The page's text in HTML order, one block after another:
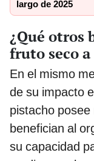
largo de 2025
¿Qué otros
fruto seco a
En el mismo
de su impacto
pistacho
benefician al
su capacidad